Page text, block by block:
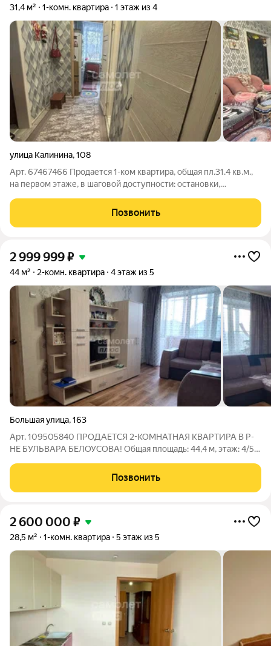
31,4 м² 1-комн. квартира 1 этаж из 4
улица Калинина,108
Арт. 67467466 Продается 1-ком квартира, общая пл.31.4 кв.м.,
на первом этаже, в шаговой доступности: остановки,
Позвонить
2 999 999₽
44 м² 2-комн. квартира 4 этаж из 5
Большая улица,163
Арт. 109505840 ПРОДАЕТСЯ 2-КОМНАТНАЯ КВАРТИРА В Р-
НЕ БУЛЬВАРА БЕЛОУСОВА! Общая площадь: 44,4 м, этаж: 4/5
Особенности квартиры: - Выполнен косметический ремонт:
обои, линолеум, пластиковые панели
Позвонить
2 600 000 ₽
28,5 м² 1-комн. квартира 5 этаж из 5